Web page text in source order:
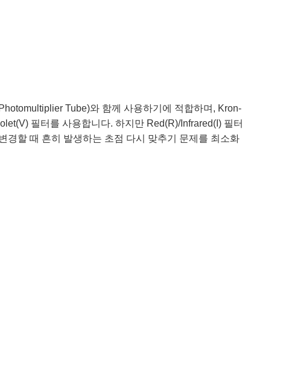
Tube)와 함께 사용하기에 적합하며, Kron-
필터를 사용합니다. 하지만 Red(R)/Infrared(I) 필터
경할 때 흔히 발생하는 초점 다시 맞추기 문제를 최소화